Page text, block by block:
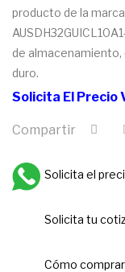
producto de la
de
duro.
Solicita El Precio
Compartir
Solicita el
Solicita tu
Cómo comprar